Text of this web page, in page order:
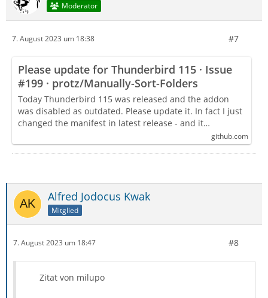
Moderator
7. August 2023 um 18:38 #7
Please update for Thunderbird 115 · Issue
#199 · protz/Manually-Sort-Folders
Today Thunderbird 115 was released and the addon
was disabled as outdated. Please update it. In fact I just
changed the manifest in latest release - and it…
github.com
Alfred Jodocus Kwak
Mitglied
7. August 2023 um 18:47 #8
Zitat von milupo